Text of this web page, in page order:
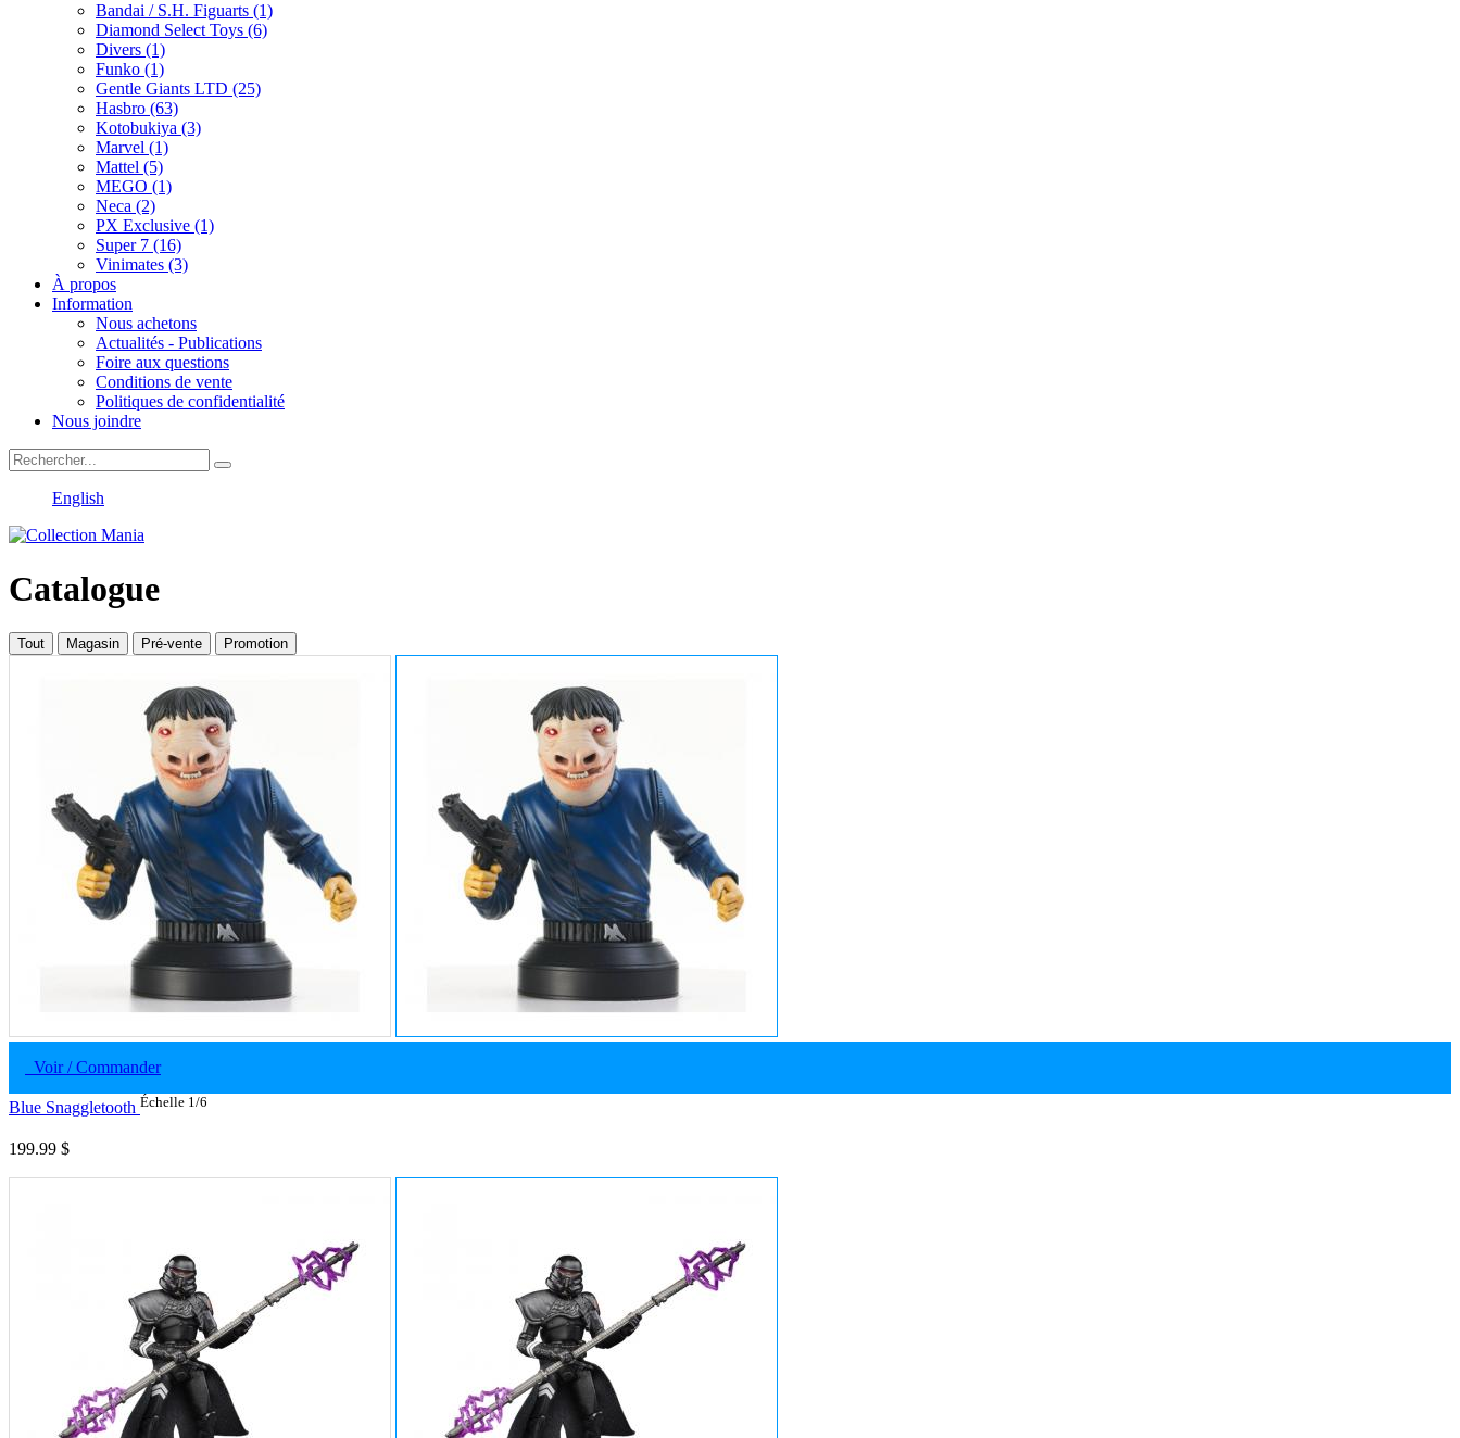
Bandai / S.H. Figuarts (1)
Diamond Select Toys (6)
Divers (1)
Funko (1)
Gentle Giants LTD (25)
Hasbro (63)
Kotobukiya (3)
Marvel (1)
Mattel (5)
MEGO (1)
Neca (2)
PX Exclusive (1)
Super 7 (16)
Vinimates (3)
À propos
Information
Nous achetons
Actualités - Publications
Foire aux questions
Conditions de vente
Politiques de confidentialité
Nous joindre
English
Catalogue
Tout Magasin Pré-vente Promotion
Voir / Commander
Blue Snaggletooth Échelle 1/6
199.99 $